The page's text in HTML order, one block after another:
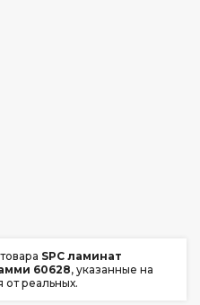
SPC ламинат
60628, указанные на
от реальных.